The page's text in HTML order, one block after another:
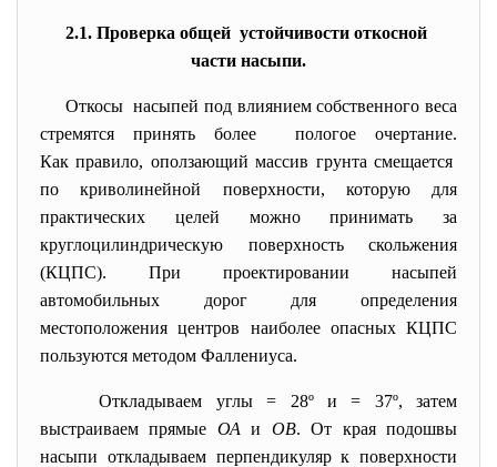
2.1. Проверка общей устойчивости откосной
части насыпи.
Откосы насыпей под влиянием собственного веса
стремятся принять более пологое очертание.
Как правило, оползающий массив грунта смещается
по криволинейной поверхности, которую для
практических целей можно принимать за
круглоцилиндрическую поверхность скольжения
(КЦПС). При проектировании насыпей
автомобильных дорог для определения
местоположения центров наиболее опасных КЦПС
пользуются методом Фаллениуса.
Откладываем углы = 28º и = 37º, затем
выстраиваем прямые ОА и ОВ. От края подошвы
насыпи откладываем перпендикуляр к поверхности